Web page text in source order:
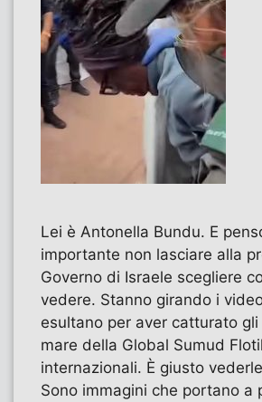
Lei è Antonella Bundu. E
importante non lasciare alla
Governo di Israele scegliere
vedere. Stanno girando i
esultano per aver catturato
mare della Global Sumud
internazionali. È giusto
Sono immagini che portano a